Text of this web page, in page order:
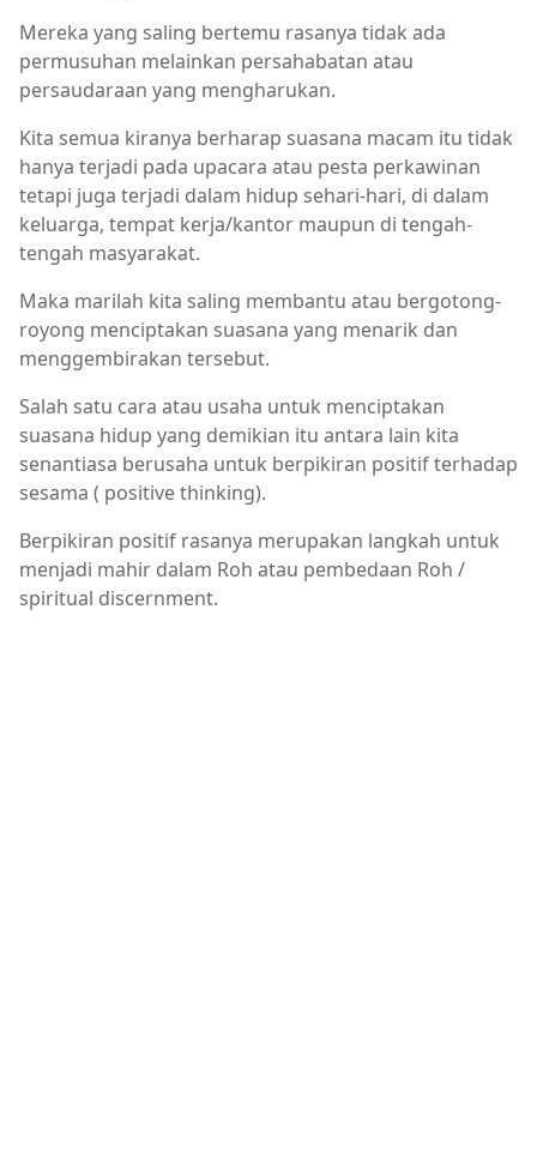
Mereka yang saling bertemu rasanya tidak ada
permusuhan melainkan persahabatan atau
persaudaraan yang mengharukan.
Kita semua kiranya berharap suasana macam itu tidak
hanya terjadi pada upacara atau pesta perkawinan
tetapi juga terjadi dalam hidup sehari-hari, di dalam
keluarga, tempat kerja/kantor maupun di tengah-
tengah masyarakat.
Maka marilah kita saling membantu atau bergotong-
royong menciptakan suasana yang menarik dan
menggembirakan tersebut.
Salah satu cara atau usaha untuk menciptakan
suasana hidup yang demikian itu antara lain kita
senantiasa berusaha untuk berpikiran positif terhadap
sesama ( positive thinking).
Berpikiran positif rasanya merupakan langkah untuk
menjadi mahir dalam Roh atau pembedaan Roh /
spiritual discernment.